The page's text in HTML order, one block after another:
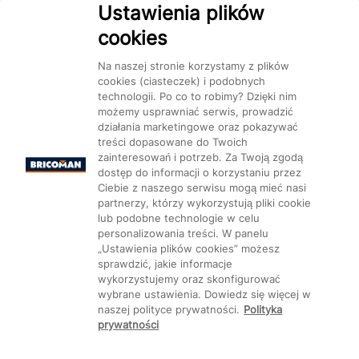
Mapa Strony: Kategorie Produkty Marki CMS
Ustawienia plików cookie
Ustawienia plików
cookies
Na naszej stronie korzystamy z plików
cookies (ciasteczek) i podobnych
technologii. Po co to robimy? Dzięki nim
możemy usprawniać serwis, prowadzić
działania marketingowe oraz pokazywać
treści dopasowane do Twoich
zainteresowań i potrzeb. Za Twoją zgodą
dostęp do informacji o korzystaniu przez
Ciebie z naszego serwisu mogą mieć nasi
partnerzy, którzy wykorzystują pliki cookie
lub podobne technologie w celu
personalizowania treści. W panelu
„Ustawienia plików cookies” możesz
sprawdzić, jakie informacje
wykorzystujemy oraz skonfigurować
wybrane ustawienia. Dowiedz się więcej w
naszej polityce prywatności. Polityka
prywatności